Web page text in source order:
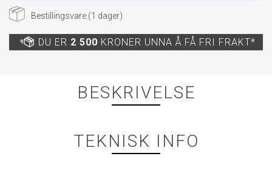
Bestillingsvare (1 dager)
DU ER 2 500 KRONER UNNA Å FÅ FRI FRAKT*
BESKRIVELSE
TEKNISK INFO